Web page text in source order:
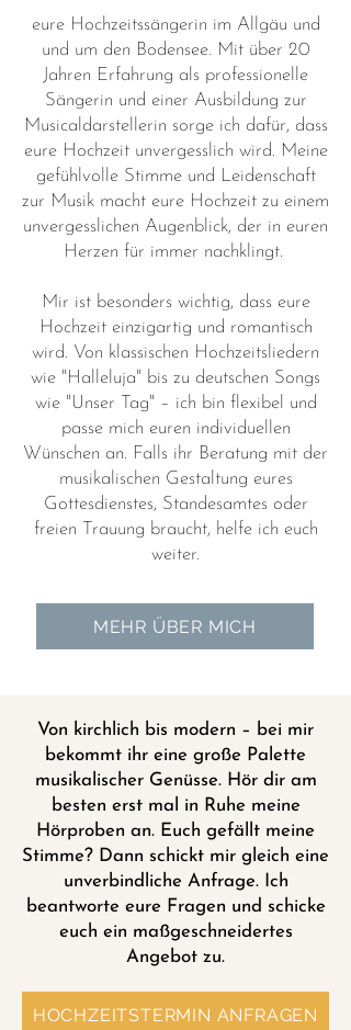
eure Hochzeitssängerin im Allgäu und
und um den Bodensee. Mit über 20
Jahren Erfahrung als professionelle
Sängerin und einer Ausbildung zur
Musicaldarstellerin sorge ich dafür, dass
eure Hochzeit unvergesslich wird. Meine
gefühlvolle Stimme und Leidenschaft
zur Musik macht eure Hochzeit zu einem
unvergesslichen Augenblick, der in euren
Herzen für immer nachklingt.
Mir ist besonders wichtig, dass eure
Hochzeit einzigartig und romantisch
wird. Von klassischen Hochzeitsliedern
wie "Halleluja" bis zu deutschen Songs
wie "Unser Tag" – ich bin flexibel und
passe mich euren individuellen
Wünschen an. Falls ihr Beratung mit der
musikalischen Gestaltung eures
Gottesdienstes, Standesamtes oder
freien Trauung braucht, helfe ich euch
weiter.
MEHR ÜBER MICH
Von kirchlich bis modern – bei mir
bekommt ihr eine große Palette
musikalischer Genüsse. Hör dir am
besten erst mal in Ruhe meine
Hörproben an. Euch gefällt meine
Stimme? Dann schickt mir gleich eine
unverbindliche Anfrage. Ich
beantworte eure Fragen und schicke
euch ein maßgeschneidertes
Angebot zu.
HOCHZEITSTERMIN ANFRAGEN